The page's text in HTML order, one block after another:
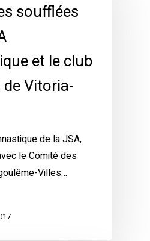
soufflées
et le club
Vitoria-
de la JSA,
le Comité des
Villes…